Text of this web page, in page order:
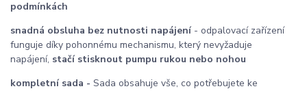
podmínkách
snadná obsluha bez nutnosti napájení- odpalovací zařízení
funguje díky pohonnému mechanismu, který nevyžaduje
napájení, stačí stisknout pumpu rukou nebo nohou
kompletní sada - Sada obsahuje vše, co potřebujete ke